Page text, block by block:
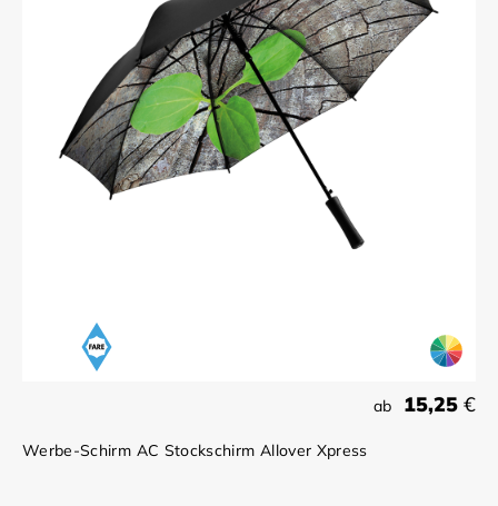
ab 15,25 €
Werbe-Schirm AC Stockschirm Allover Xpress